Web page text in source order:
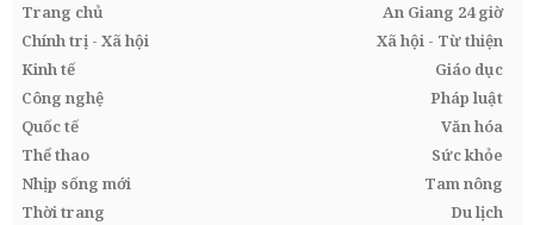
Trang chủ
An Giang 24 giờ
Chính trị - Xã hội
Xã hội - Từ thiện
Kinh tế
Giáo dục
Công nghệ
Pháp luật
Quốc tế
Văn hóa
Thể thao
Sức khỏe
Nhịp sống mới
Tam nông
Thời trang
Du lịch